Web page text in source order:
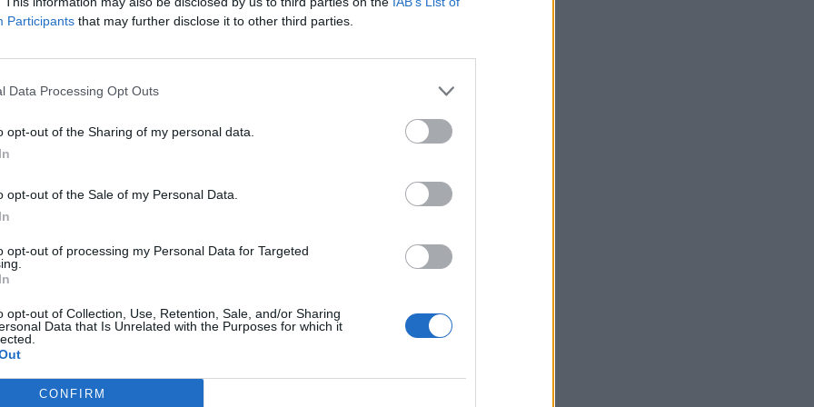
Participants that may further disclose it to other third parties.
Data Processing Opt Outs
opt-out of the Sharing of my personal data.
opt-out of the Sale of my Personal Data.
opt-out of processing my Personal Data for Targeted
opt-out of Collection, Use, Retention, Sale, and/or Sharing
Data that Is Unrelated with the Purposes for which it
CONFIRM
Sustainable World 2026. A szektorsemleges konferencia a zöld gazdasággal
portfolio.hu hírarchívumához tartozik, melynek olvasása előfizetéses
tartalmazza:
elmúlt 2 év napon belüli
Előfizetés
VAGY? BEJELENTKEZÉS